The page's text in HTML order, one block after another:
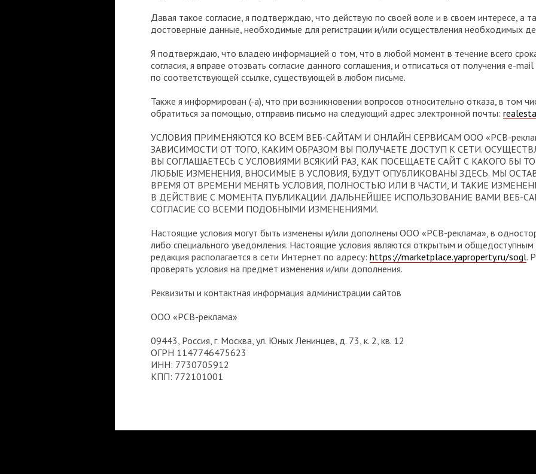
Давая такое согласие, я подтверждаю, что действую по своей воле и в своем интересе, а
достоверные данные, необходимые для регистрации и/или осуществления необходимых
Я подтверждаю, что владею информацией о том, что в любой момент в течение всего
согласия, я вправе отозвать согласие данного соглашения, и отписаться от получения e-
по соответствующей ссылке, существующей в любом письме.
Также я информирован (-а), что при возникновении вопросов относительно отказа, в том
обратиться за помощью, отправив письмо на следующий адрес электронной почты:
УСЛОВИЯ ПРИМЕНЯЮТСЯ КО ВСЕМ ВЕБ-САЙТАМ И ОНЛАЙН СЕРВИСАМ ООО «РСВ-
ЗАВИСИМОСТИ ОТ ТОГО, КАКИМ ОБРАЗОМ ВЫ ПОЛУЧАЕТЕ ДОСТУП К СЕТИ.
ВЫ СОГЛАШАЕТЕСЬ С УСЛОВИЯМИ ВСЯКИЙ РАЗ, КАК ПОСЕЩАЕТЕ САЙТ С КАКОГО БЫ
ЛЮБЫЕ ИЗМЕНЕНИЯ, ВНОСИМЫЕ В УСЛОВИЯ, БУДУТ ОПУБЛИКОВАНЫ ЗДЕСЬ. МЫ
ВРЕМЯ ОТ ВРЕМЕНИ МЕНЯТЬ УСЛОВИЯ, ПОЛНОСТЬЮ ИЛИ В ЧАСТИ, И ТАКИЕ
В ДЕЙСТВИЕ С МОМЕНТА ПУБЛИКАЦИИ. ДАЛЬНЕЙШЕЕ ИСПОЛЬЗОВАНИЕ ВАМИ ВЕБ-
СОГЛАСИЕ СО ВСЕМИ ПОДОБНЫМИ ИЗМЕНЕНИЯМИ.
Настоящие условия могут быть изменены и/или дополнены ООО «РСВ-реклама», в
либо специального уведомления. Настоящие условия являются открытым и
редакция располагается в сети Интернет по адресу: https://marketplace.yaproperty.ru/sogl.
проверять условия на предмет изменения и/или дополнения.
Реквизиты и контактная информация администрации сайтов
ООО «РСВ-реклама»
09443, Россия, г. Москва, ул. Юных Ленинцев, д. 73, к. 2, кв. 12
ОГРН 1147746475623
ИНН: 7730705912
КПП: 772101001